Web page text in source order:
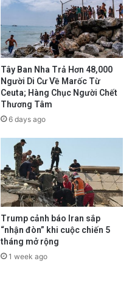
Tây Ban Nha Trả Hơn 48,000
Người Di Cư Về Marốc Từ
Ceuta; Hàng Chục Người Chết
Thương Tâm
6 days ago
Trump cảnh báo Iran sắp
“nhận đòn” khi cuộc chiến 5
tháng mở rộng
1 week ago